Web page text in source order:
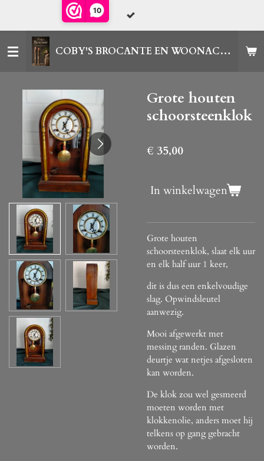
10
de
hoofdinhoud
COBY'S BROCANTE EN WOONACCESSOIRES
Grote houten
schoorsteenklok
€ 35,00
In winkelwagen
Grote houten
schoorsteenklok, slaat elk uur
en elk half uur 1 keer,
dit is dus een enkelvoudige
slag. Opwindsleutel
aanwezig.
Mooi afgewerkt met
messing randen. Glazen
deurtje wat netjes afgesloten
kan worden.
De klok zou wel gesmeerd
moeten worden met
klokkenolie, anders moet hij
telkens op gang gebracht
worden.